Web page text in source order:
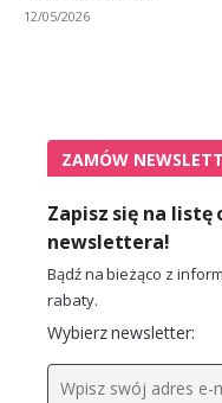
12/05/2026
ZAMÓW
Zapisz się na listę
newslettera!
Bądź na bieżąco z
rabaty.
Wybierz newsletter: